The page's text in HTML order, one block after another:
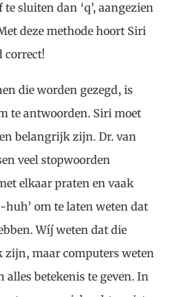
sluiten dan ‘q’, aangezien
deze methode hoort Siri
correct!
die worden gezegd, is
te antwoorden. Siri moet
belangrijk zijn. Dr. van
veel stopwoorden
elkaar praten en vaak
huh’ om te laten weten dat
Wíj weten dat die
maar computers weten
alles betekenis te geven. In